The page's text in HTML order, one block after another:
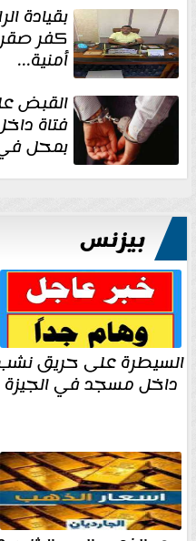
بقيادة
كفر
أمنية...
القبض
فتاة
بمحل
بيزنس
السيطرة على حريق
داخل مسجد في الجيزة